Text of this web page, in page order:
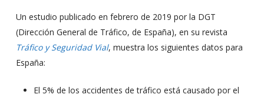
Un estudio publicado en febrero de 2019 por la DGT
(Dirección General de Tráfico, de España), en su revista
Tráfico y Seguridad Vial, muestra los siguientes datos para
España:
El 5% de los accidentes de tráfico está causado por el